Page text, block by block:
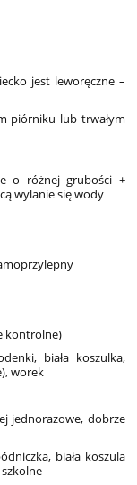
jest leworęczne –
piórniku lub trwałym
o różnej grubości +
wylanie się wody
kontrolne)
biała koszulka,
worek
jednorazowe, dobrze
biała koszula